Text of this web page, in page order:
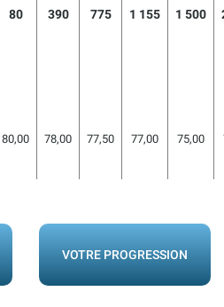
80 390 775 1 155 1 500
80,00 78,00 77,50 77,00 75,00
VOTRE PROGRESSION